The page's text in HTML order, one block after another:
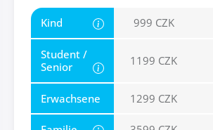
Kind 999 CZK
Student /
Senior
1199 CZK
Erwachsene 1299 CZK